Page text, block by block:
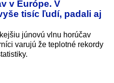
v Európe. V
tisíc ľudí, padali aj
júnovú vlnu horúčav
varujú že teplotné rekordy